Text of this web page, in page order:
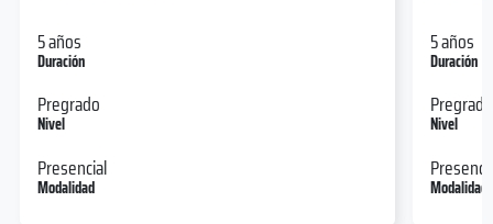
5 años
Duración
Pregrado
Nivel
Presencial
Modalidad
5 años
Duración
Pregrado
Nivel
Modalidad